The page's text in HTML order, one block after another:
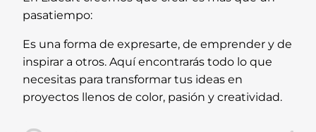
pasatiempo:
Es una forma de expresarte, de emprender y de
inspirar a otros. Aquí encontrarás todo lo que
necesitas para transformar tus ideas en
proyectos llenos de color, pasión y creatividad.